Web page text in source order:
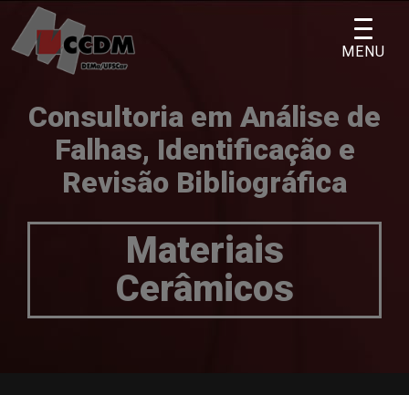
content
Consultoria em Análise de
Falhas, Identificação e
Revisão Bibliográfica
Materiais
Cerâmicos
MENU